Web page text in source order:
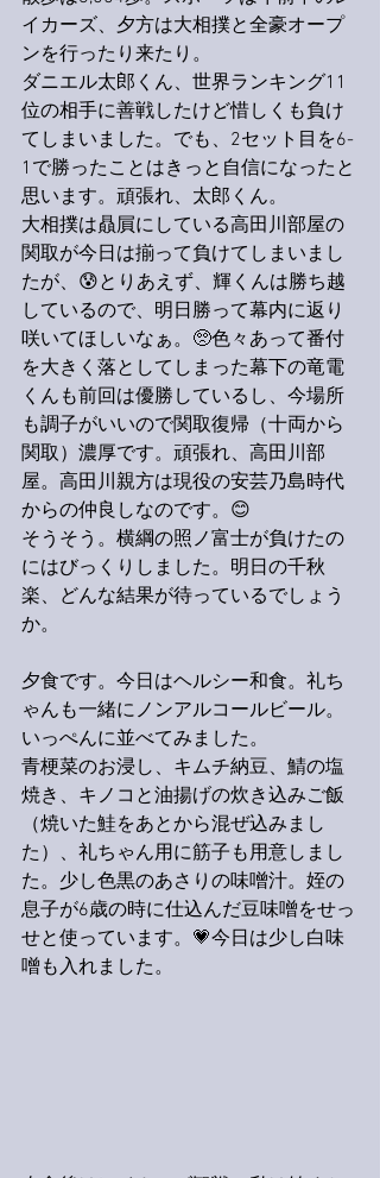
イカーズ、夕方は大相撲と全豪オープ
ンを行ったり来たり。
ダニエル太郎くん、世界ランキング11
位の相手に善戦したけど惜しくも負け
てしまいました。でも、2セット目を6-
1で勝ったことはきっと自信になったと
思います。頑張れ、太郎くん。
大相撲は贔屓にしている高田川部屋の
関取が今日は揃って負けてしまいまし
たが、😰とりあえず、輝くんは勝ち越
しているので、明日勝って幕内に返り
咲いてほしいなぁ。🥺色々あって番付
を大きく落としてしまった幕下の竜電
くんも前回は優勝しているし、今場所
も調子がいいので関取復帰（十両から
関取）濃厚です。頑張れ、高田川部
屋。高田川親方は現役の安芸乃島時代
からの仲良しなのです。😊
そうそう。横綱の照ノ富士が負けたの
にはびっくりしました。明日の千秋
楽、どんな結果が待っているでしょう
か。
夕食です。今日はヘルシー和食。礼ち
ゃんも一緒にノンアルコールビール。
いっぺんに並べてみました。
青梗菜のお浸し、キムチ納豆、鯖の塩
焼き、キノコと油揚げの炊き込みご飯
（焼いた鮭をあとから混ぜ込みまし
た）、礼ちゃん用に筋子も用意しまし
た。少し色黒のあさりの味噌汁。姪の
息子が6歳の時に仕込んだ豆味噌をせっ
せと使っています。💗今日は少し白味
噌も入れました。